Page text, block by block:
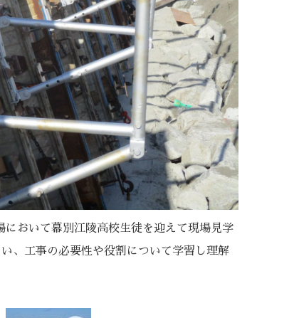
おいて幕別江陵高校生徒を迎えて現場見学
、工事の必要性や役割について学習し理解